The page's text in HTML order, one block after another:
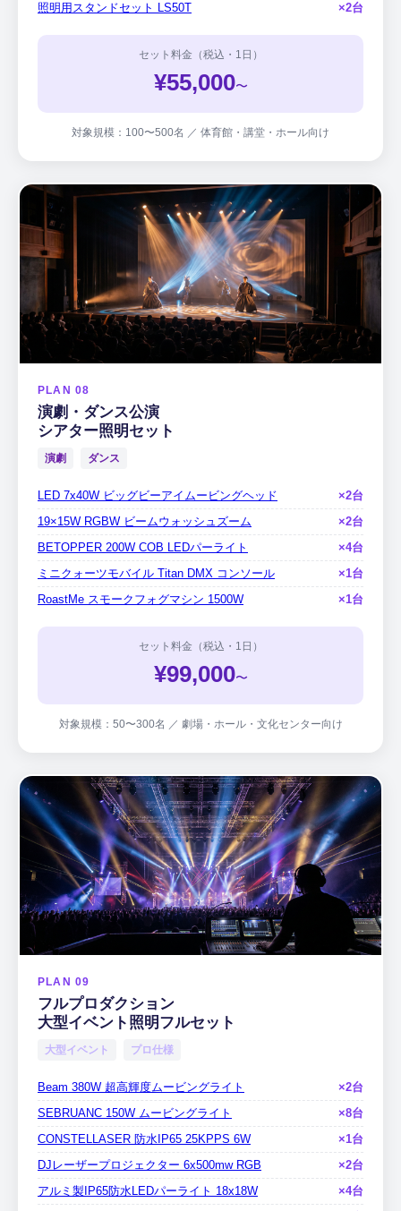
照明用スタンドセット LS50T
×2台
セット料金（税込・1日）
¥55,000〜
対象規模：100〜500名 ／ 体育館・講堂・ホール向け
PLAN 08
演劇・ダンス公演
シアター照明セット
演劇 ダンス
LED 7x40W ビッグビーアイムービングヘッド
×2台
19×15W RGBW ビームウォッシュズーム
×2台
BETOPPER 200W COB LEDパーライト
×4台
ミニクォーツモバイル Titan DMX コンソール
×1台
RoastMe スモークフォグマシン 1500W
×1台
セット料金（税込・1日）
¥99,000〜
対象規模：50〜300名 ／ 劇場・ホール・文化センター向け
PLAN 09
フルプロダクション
大型イベント照明フルセット
大型イベント プロ仕様
Beam 380W 超高輝度ムービングライト
×2台
SEBRUANC 150W ムービングライト
×8台
CONSTELLASER 防水IP65 25KPPS 6W
×1台
DJレーザープロジェクター 6x500mw RGB
×2台
アルミ製IP65防水LEDパーライト 18x18W
×4台